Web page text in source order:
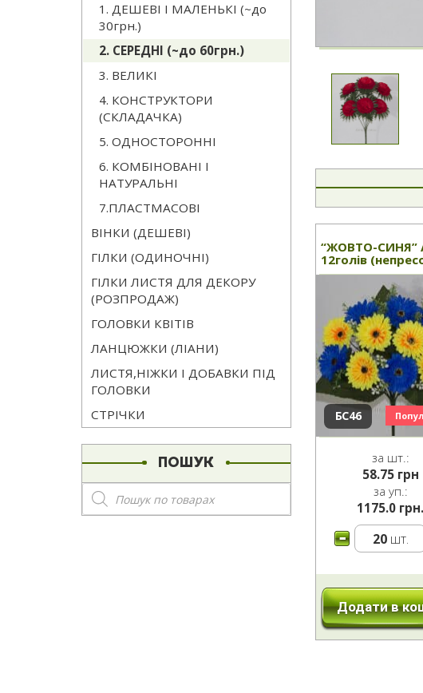
1. ДЕШЕВІ І МАЛЕНЬКІ (~до
30грн.)
2. СЕРЕДНІ (~до 60грн.)
3. ВЕЛИКІ
4. КОНСТРУКТОРИ
(СКЛАДАЧКА)
5. ОДНОСТОРОННІ
6. КОМБІНОВАНІ І
НАТУРАЛЬНІ
7.ПЛАСТМАСОВІ
ВІНКИ (ДЕШЕВІ)
ГІЛКИ (ОДИНОЧНІ)
ГІЛКИ ЛИСТЯ ДЛЯ ДЕКОРУ
(РОЗПРОДАЖ)
ГОЛОВКИ КВІТІВ
ЛАНЦЮЖКИ (ЛІАНИ)
ЛИСТЯ,НІЖКИ І ДОБАВКИ ПІД
ГОЛОВКИ
СТРІЧКИ
ПОШУК
Пошук
товарів
“ЖОВТО-СИНЯ”
12голів
БС46
за шт.:
58.75 грн
за уп.:
1175.0 грн.
20шт.
Додати в